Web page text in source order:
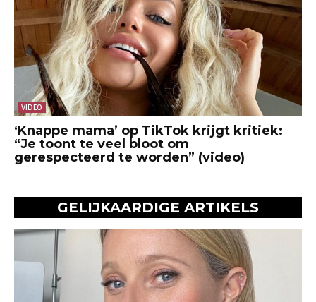
VIDEO
‘Knappe mama’ op TikTok krijgt kritiek:
“Je toont te veel bloot om
gerespecteerd te worden” (video)
GELIJKAARDIGE ARTIKELS